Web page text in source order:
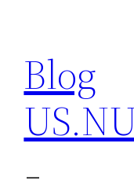
content
Blog